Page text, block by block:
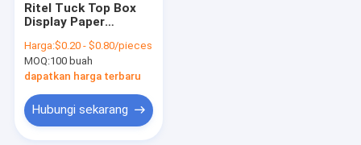
Kotak Lipat Kekuat
Kotak Kemasan Perhiasan
Kotak Surat Kertas
Ritel Tuck Top Box
Display Paper
Kue Cokelat Cookie
Candy
Harga:$0.20 - $0.80/pieces
MOQ:100 buah
dapatkan harga terbaru
Hubungi sekarang